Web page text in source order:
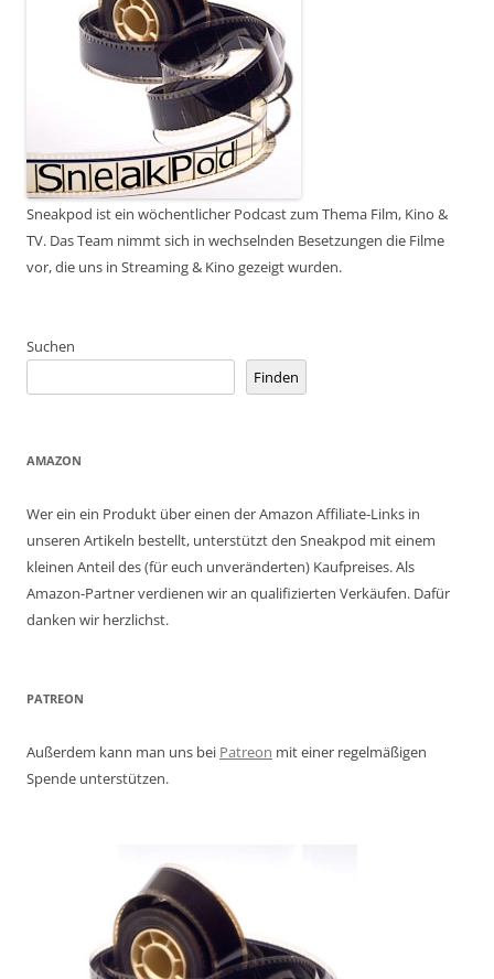
Sneakpod ist ein wöchentlicher Podcast zum Thema Film, Kino &
TV. Das Team nimmt sich in wechselnden Besetzungen die Filme
vor, die uns in Streaming & Kino gezeigt wurden.
Suchen
Finden
AMAZON
Wer ein ein Produkt über einen der Amazon Affiliate-Links in
unseren Artikeln bestellt, unterstützt den Sneakpod mit einem
kleinen Anteil des (für euch unveränderten) Kaufpreises. Als
Amazon-Partner verdienen wir an qualifizierten Verkäufen. Dafür
danken wir herzlichst.
PATREON
Außerdem kann man uns bei Patreon mit einer regelmäßigen
Spende unterstützen.